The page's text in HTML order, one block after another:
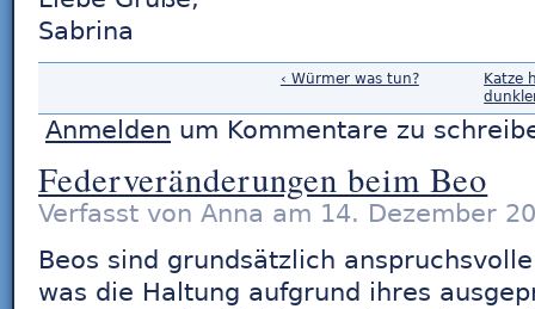
Sabrina
‹ Würmer was tun?
Katze
Anmelden um Kommentare zu
Federveränderungen beim Beo
Verfasst von Anna am 14. Dezember
Beos sind grundsätzlich
was die Haltung aufgrund ihres